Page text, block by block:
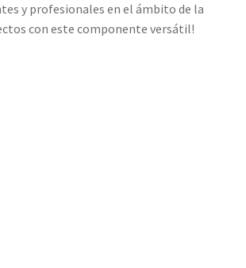
y profesionales en el ámbito de la
con este componente versátil!